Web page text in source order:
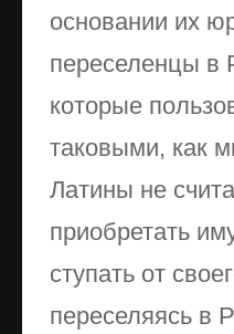
основании их
переселенцы в
которые
таковыми, как
Латины не
приобретать
ступать от
переселяясь в